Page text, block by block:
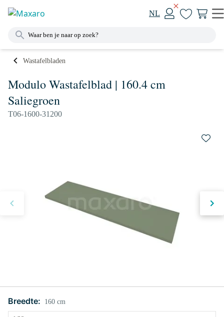
NL
Wastafelbladen
Modulo Wastafelblad | 160.4 cm
Saliegroen
T06-1600-31200
Breedte: 160 cm